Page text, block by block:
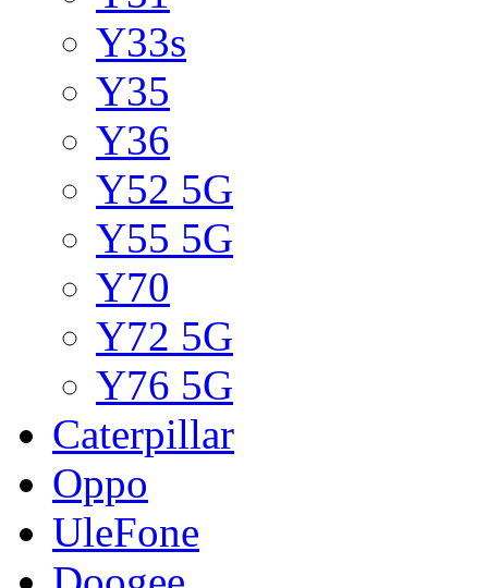
Y33s
Y35
Y36
Y52 5G
Y55 5G
Y70
Y72 5G
Y76 5G
Caterpillar
Oppo
UleFone